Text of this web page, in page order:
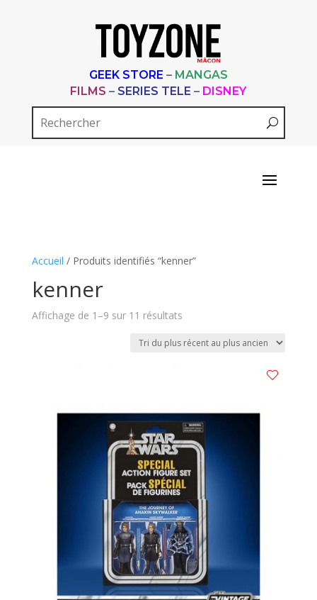
GEEK STORE – MANGAS
FILMS – SERIES TELE – DISNEY
Accueil / Produits identifiés “kenner”
kenner
Affichage de 1–9 sur 11 résultatsTrié
plus
ancien